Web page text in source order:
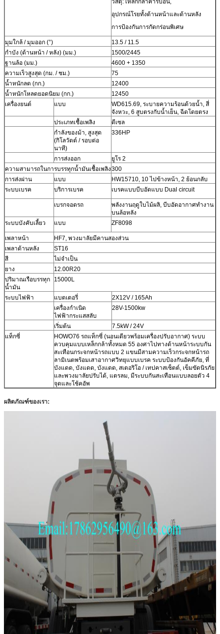
วัสดุ: เหล็กกล้าคาร์บอน,
อุปกรณ์โรยทั้งด้านหน้าและด้านหลัง
การป้องกันการกัดกร่อนพิเศษ
มุมใกล้ / มุมออก (°)
13.5 / 11.5
กำบัง (ด้านหน้า / หลัง) (มม.)
1500/2445
ฐานล้อ (มม.)
4600 + 1350
ความเร็วสูงสุด (กม. / ชม.)
75
น้ำหนักลด (กก.)
12400
น้ำหนักโหลดยอดนิยม (กก.)
12450
เครื่องยนต์
แบบ
WD615.69, ระบายความร้อนด้วยน้ำ, สี่
จังหวะ, 6 สูบตรงกับน้ำเย็น, ฉีดโดยตรง
ประเภทเชื้อเพลิง
ดีเซล
กำลังของม้า, สูงสุด
(กิโลวัตต์ / รอบต่อ
นาที)
336HP
การส่งออก
ยูโร 2
ความสามารถในการบรรทุกน้ำมันเชื้อเพลิง300
การส่งผ่าน
แบบ
HW15710, 10 ไปข้างหน้า, 2 ย้อนกลับ
ระบบเบรค
บริการเบรค เบรคแบบบีบอัดแบบ Dual circuit
เบรกจอดรถ
พลังงานฤดูใบไม้ผลิ, บีบอัดอากาศทำงาน
บนล้อหลัง
ระบบบังคับเลี้ยว
แบบ ZF8098
เพลาหน้า
HF7, พวงมาลัยมีคานสองส่วน
เพลาด้านหลัง
ST16
สี
ไม่จำเป็น
ยาง
12.00R20
ปริมาณเรือบรรทุก
น้ำมัน
15000L
ระบบไฟฟ้า แบตเตอรี่
2X12V / 165Ah
เครื่องกำเนิด
ไฟฟ้ากระแสสลับ
28V-1500kw
เริ่มต้น
7.5kW / 24V
แท็กซี่
HOWO76 รถแท็กซี่ (นอนเดียวพร้อมเครื่องปรับอากาศ) ระบบ
ควบคุมแบบเหล็กกล้าทั้งหมด 55 องศาไปทางด้านหน้าระบบกัน
สะเทือนกระจกหน้ารถแบบ 2 แขนมีสามความเร็วกระจกหน้ารถ
ลามิเนตพร้อมเสาอากาศวิทยุแบบเบรค ระบบป้องกันอัคคีภัย, ที่
บังแดด, บังแดด, บังแดด, สเตอริโอ / เทปคาสเซ็ตต์, เข็มขัดนิรภัย
และพวงมาลัยปรับได้, แตรลม, มีระบบกันสะเทือนแบบลอยตัว 4
จุดและโช้คอัพ
ผลิตภัณฑ์ของเรา: